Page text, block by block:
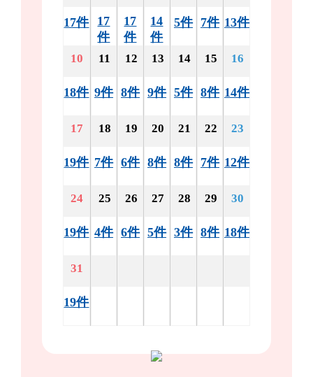
17件
17
件
17
件
14
件
5件 7件 13件
10
18件
11
9件
12
8件
13
9件
14
5件
15
8件
16
14件
17
19件
18
7件
19
6件
20
8件
21
8件
22
7件
23
12件
24
19件
25
4件
26
6件
27
5件
28
3件
29
8件
30
18件
31
19件